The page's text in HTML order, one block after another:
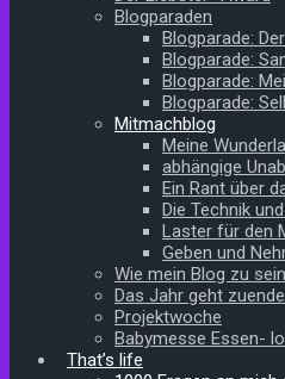
Blogparaden
Blogparade:
Blogparade:
Blogparade:
Blogparade:
Mitmachblog
Meine
abhängige
Ein Rant über
Die Technik
Laster für den
Geben und
Wie mein Blog zu
Das Jahr geht zuende
Projektwoche
Babymesse Essen-
That’s life